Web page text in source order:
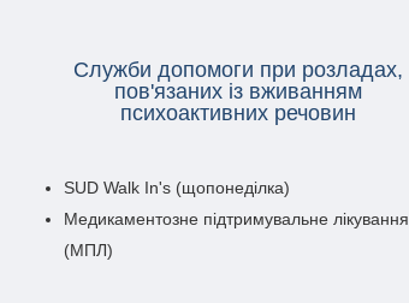
Служби допомоги при розладах,
пов'язаних із вживанням
психоактивних речовин
SUD Walk In's (щопонеділка)
Медикаментозне підтримувальне лікування
(МПЛ)